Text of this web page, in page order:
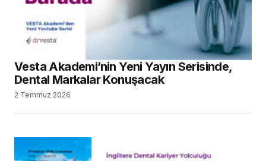
Vesta Akademi’nin Yeni Yayın Serisinde,
Dental Markalar Konuşacak
2 Temmuz 2026